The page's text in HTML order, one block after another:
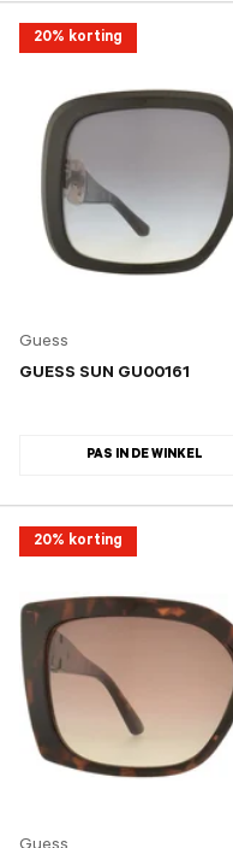
20% korting
Guess
GUESS SUN GU00161
PAS IN DE WINKEL
20% korting